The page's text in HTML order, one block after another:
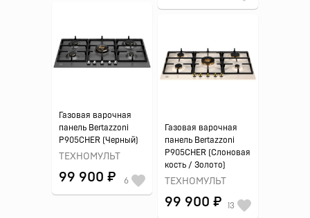
Газовая варочная
панель Bertazzoni
P905CHER (Черный)
ТЕХНОМУЛЬТ
99 900 ₽ 6
Газовая варочная
панель Bertazzoni
P905CHER (Слоновая
кость / Золото)
ТЕХНОМУЛЬТ
99 900 ₽ 13